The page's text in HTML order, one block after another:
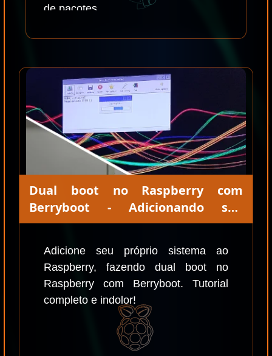
de pacotes.
Dual boot no Raspberry com
Berryboot - Adicionando seu
próprio sistema
Adicione seu próprio sistema ao
Raspberry, fazendo dual boot no
Raspberry com Berryboot. Tutorial
completo e indolor!